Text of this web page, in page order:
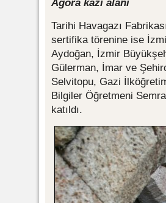
Agora kazı alanı
Tarihi Havagazı
sertifika törenine ise
Aydoğan, İzmir
Gülerman, İmar ve
Selvitopu, Gazi
Bilgiler Öğretmeni
katıldı.